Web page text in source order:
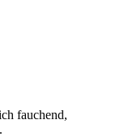
fauchend,